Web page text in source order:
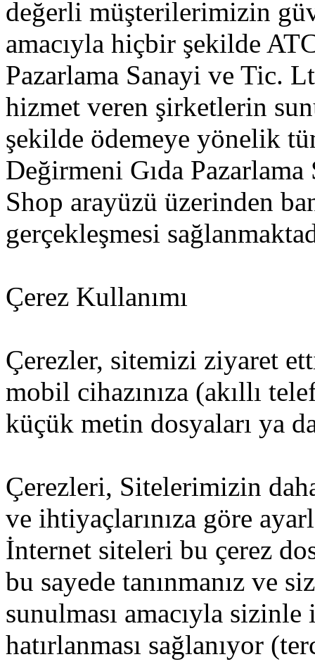
değerli müşterilerimizin
amacıyla hiçbir şekilde
Pazarlama Sanayi ve Tic.
hizmet veren şirketlerin
şekilde ödemeye yönelik
Değirmeni Gıda
Shop arayüzü üzerinden
gerçekleşmesi
Çerez Kullanımı
Çerezler, sitemizi ziyaret
mobil cihazınıza (akıllı
küçük metin dosyaları ya
Çerezleri, Sitelerimizin
ve ihtiyaçlarınıza göre
İnternet siteleri bu çerez
bu sayede tanınmanız ve
sunulması amacıyla
hatırlanması sağlanıyor